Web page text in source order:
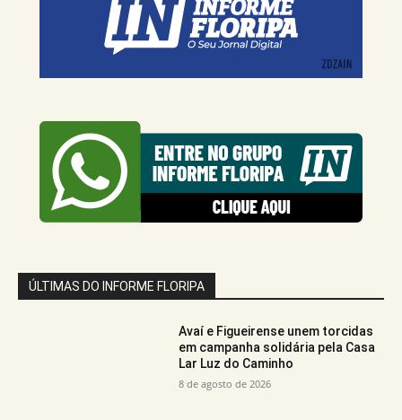
ÚLTIMAS DO INFORME FLORIPA
Avaí e Figueirense unem torcidas
em campanha solidária pela Casa
Lar Luz do Caminho
8 de agosto de 2026